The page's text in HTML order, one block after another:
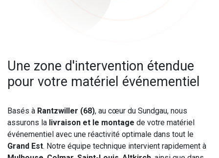
Une zone d'intervention étendue
pour votre matériel événementiel
Basés à Rantzwiller (68), au cœur du Sundgau, nous
assurons la livraison et le montage de votre matériel
événementiel avec une réactivité optimale dans tout le
Grand Est. Notre équipe technique intervient rapidement à